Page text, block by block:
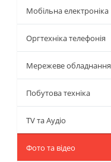
Мобільна електроніка
Оргтехніка телефонія
Мережеве обладнання
Побутова техніка
TV та Аудіо
Фото та відео